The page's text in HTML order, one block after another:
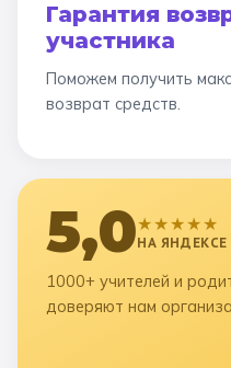
Гарантия
участника
Поможем получить
возврат средств.
5,0★★★★★
НА ЯНДЕКСЕ
1000+ учителей и
доверяют нам